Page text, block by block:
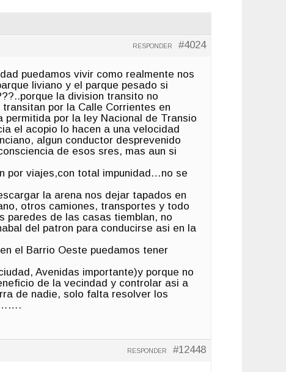
#4024
RESPONDER
puedamos vivir como realmente nos
liviano y el parque pesado si
la division transito no
por la Calle Corrientes en
por la ley Nacional de Transio
el acopio lo hacen a una velocidad
algun conductor desprevenido
de esos sres, mas aun si
por viajes,con total impunidad…no se
la arena nos dejar tapados en
otros camiones, transportes y todo
paredes de las casas tiemblan, no
del patron para conducirse asi en la
el Barrio Oeste puedamos tener
Avenidas importante)y porque no
de la vecindad y controlar asi a
de nadie, solo falta resolver los
#12448
RESPONDER